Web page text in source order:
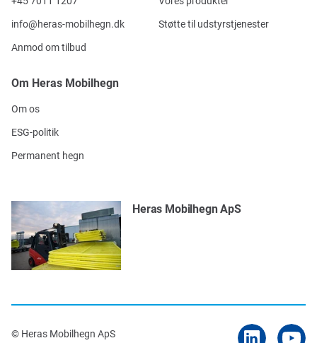
info@heras-mobilhegn.dk
Anmod om tilbud
Støtte til udstyrstjenester
Om Heras Mobilhegn
Om os
ESG-politik
Permanent hegn
Heras Mobilhegn ApS
© Heras Mobilhegn ApS